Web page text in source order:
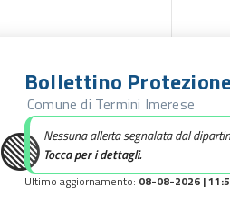
🟢
Bollettino
Comune di Termini Imerese
Nessuna allerta segnalata dal
Tocca per i dettagli.
Ultimo aggiornamento: 08-08-2026 |